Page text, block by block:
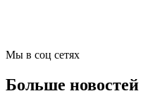
Мы в соц сетях
Больше новостей